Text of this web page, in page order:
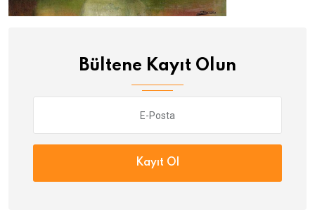
Bültene Kayıt Olun
Kayıt Ol